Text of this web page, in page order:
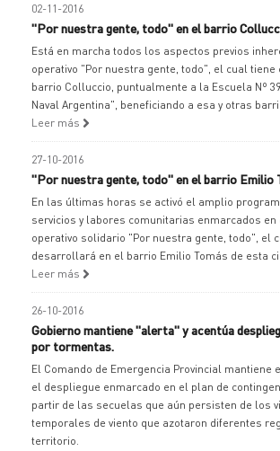
02-11-2016
"Por nuestra gente, todo" en el barrio
Está en marcha todos los aspectos previos
operativo "Por nuestra gente, todo", el cual
barrio Colluccio, puntualmente a la Escuela Nº
Naval Argentina", beneficiando a esa y otras
Leer más
27-10-2016
"Por nuestra gente, todo" en el barrio Emilio
En las últimas horas se activó el amplio
servicios y labores comunitarias enmarcados en
operativo solidario "Por nuestra gente, todo", el
desarrollará en el barrio Emilio Tomás de esta
Leer más
26-10-2016
Gobierno mantiene "alerta" y acentúa
por tormentas.
El Comando de Emergencia Provincial mantiene
el despliegue enmarcado en el plan de
partir de las secuelas que aún persisten de los
temporales de viento que azotaron diferentes
territorio.